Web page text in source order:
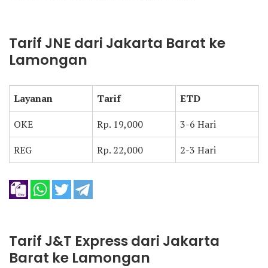
Tarif JNE dari Jakarta Barat ke
Lamongan
Layanan Tarif
ETD
OKE
Rp. 19,000
3-6 Hari
REG
Rp. 22,000 2-3 Hari
Tarif J&T Express dari Jakarta
Barat ke Lamongan